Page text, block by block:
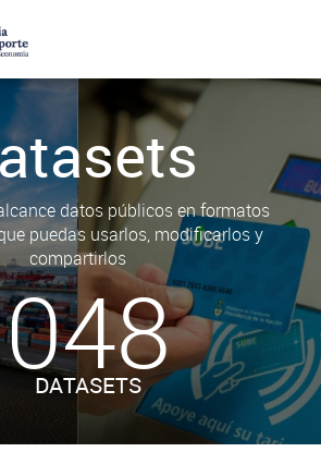
datos públicos en formatos
puedas usarlos, modificarlos y
compartirlos
048
DATASETS